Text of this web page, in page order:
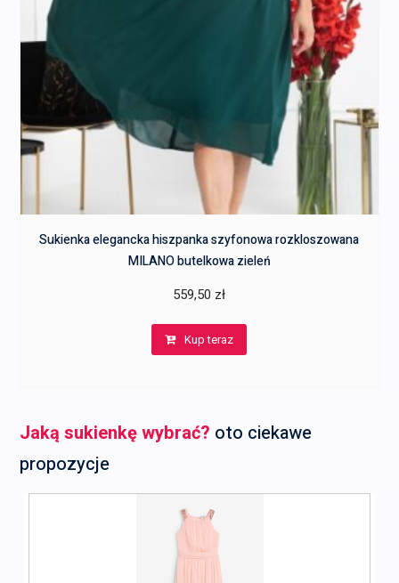
Sukienka elegancka hiszpanka szyfonowa rozkloszowana
MILANO butelkowa zieleń
559,50 zł
Kup teraz
Jaką sukienkę wybrać? oto ciekawe
propozycje